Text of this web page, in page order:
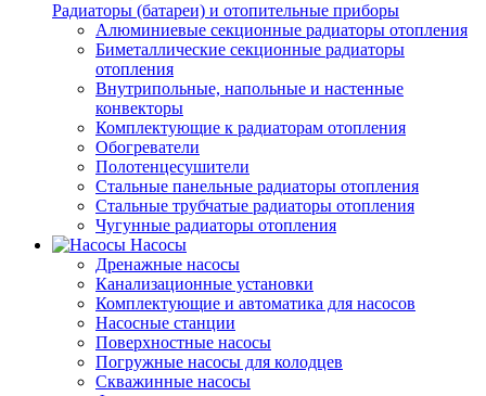
Радиаторы (батареи) и отопительные приборы
Алюминиевые секционные радиаторы отопления
Биметаллические секционные радиаторы
отопления
Внутрипольные, напольные и настенные
конвекторы
Комплектующие к радиаторам отопления
Обогреватели
Полотенцесушители
Стальные панельные радиаторы отопления
Стальные трубчатые радиаторы отопления
Чугунные радиаторы отопления
Насосы
Дренажные насосы
Канализационные установки
Комплектующие и автоматика для насосов
Насосные станции
Поверхностные насосы
Погружные насосы для колодцев
Скважинные насосы